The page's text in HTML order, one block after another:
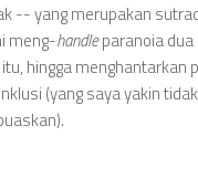
-- yang merupakan
meng-handleparanoia dua
hingga menghantarkan
(yang saya yakin